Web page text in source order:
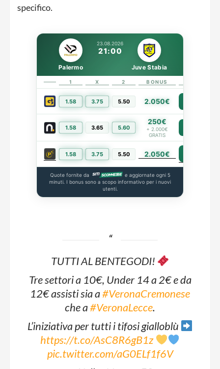
specifico.
23.08.2026
21:00
Palermo Juve Stabia
1 X 2 BONUS
1.58 3.75 5.50 2.050€
1.58 3.65 5.60
250€
+ 2.000€
GRATIS
1.58 3.75 5.50 2.050€
Quote fornite da
e aggiornate ogni 5
minuti. I bonus sono a scopo informativo per i nuovi
utenti.
TUTTI AL BENTEGODI!
Tre settori a 10€, Under 14 a 2€ e da
12€ assisti sia a#VeronaCremonese
che a#VeronaLecce.
L’iniziativa per tutti i tifosi gialloblù
https://t.co/AsC8R6gB1z
pic.twitter.com/aG0ELf1f6V